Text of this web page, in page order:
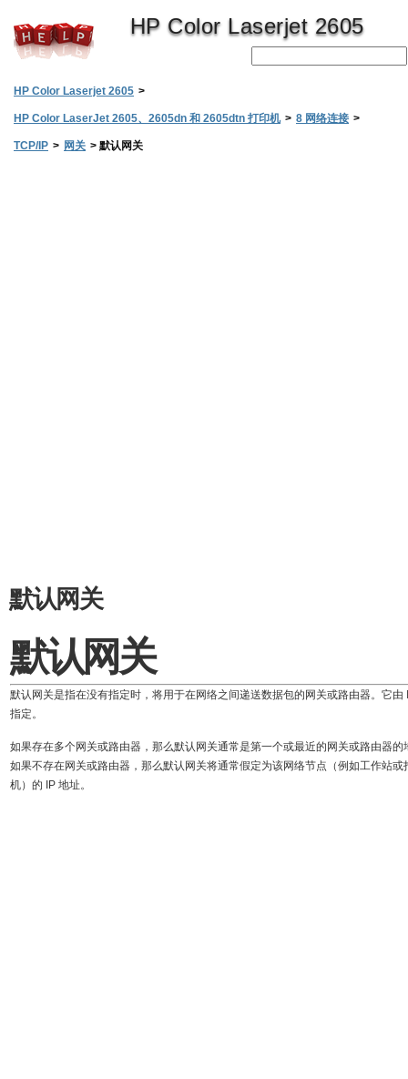
HP Color Laserjet 2605
HP Color Laserjet 2605 >
HP Color LaserJet 2605、2605dn 和 2605dtn 打印机 > 8 网络连接 >
TCP/IP > 网关 > 默认网关
默认网关
默认网关
默认网关是指在没有指定时，将用于在网络之间递送数据包的网关或路由器。它由
指定。
如果存在多个网关或路由器，那么默认网关通常是第一个或最近的网关或路由器的
如果不存在网关或路由器，那么默认网关将通常假定为该网络节点（例如工作站或
机）的 IP 地址。